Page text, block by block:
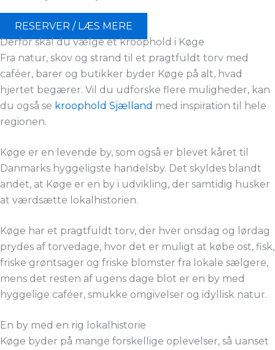
RESERVER / LÆS MERE
Derfor skal du vælge et kroophold i Køge
Fra natur, skov og strand til et pragtfuldt torv med
caféer, barer og butikker byder Køge på alt, hvad
hjertet begærer. Vil du udforske flere muligheder, kan
du også se kroophold Sjælland med inspiration til hele
regionen.
Køge er en levende by, som også er blevet kåret til
Danmarks hyggeligste handelsby. Det skyldes blandt
andet, at Køge er en by i udvikling, der samtidig husker
at værdsætte lokalhistorien.
Køge har et pragtfuldt torv, der hver onsdag og lørdag
prydes af torvedage, hvor det er muligt at købe ost, fisk,
friske grøntsager og friske blomster fra lokale sælgere,
mens det resten af ugens dage blot er en by med
hyggelige caféer, smukke omgivelser og idyllisk natur.
En by med en rig lokalhistorie
Køge byder på mange forskellige oplevelser, så uanset